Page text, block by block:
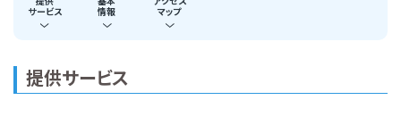
サービス
情報
マップ
提供サービス